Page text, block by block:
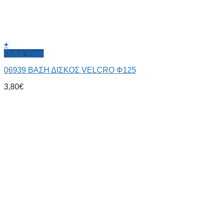
+
Quick View
06939 ΒΑΣΗ ΔΙΣΚΟΣ VELCRO Φ125
3,80€